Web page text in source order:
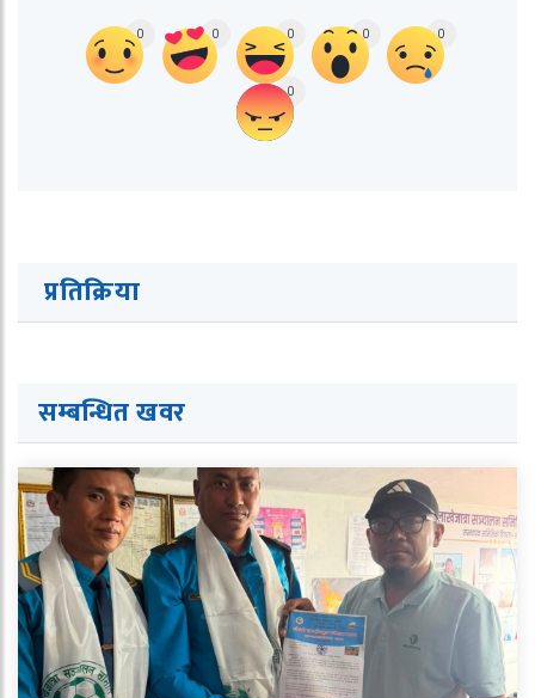
0 0 0 0 0
0
प्रतिक्रिया
सम्बन्धित खवर